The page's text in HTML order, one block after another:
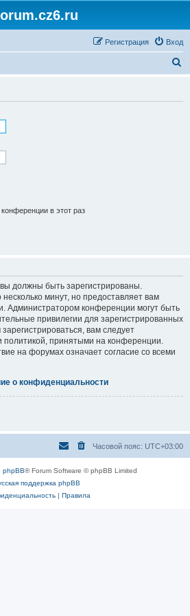
Вход
Регистрация
в этот раз
должны быть зарегистрированы.
несколько минут, но предоставляет вам
Администратором конференции могут быть
привилегии для зарегистрированных
вам следует
политикой, принятыми на конференции.
на форумах означает согласие со всеми
о конфиденциальности
Часовой пояс: UTC+03:00
phpBB® Forum Software © phpBB Limited
поддержка phpBB
| Правила